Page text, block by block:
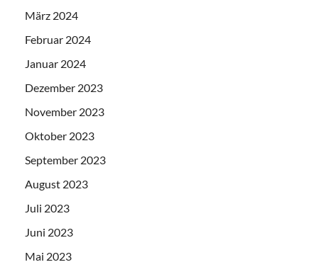
März 2024
Februar 2024
Januar 2024
Dezember 2023
November 2023
Oktober 2023
September 2023
August 2023
Juli 2023
Juni 2023
Mai 2023